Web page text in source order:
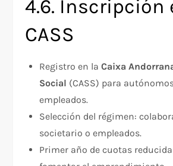
4.6. Inscripción
CASS
Registro en laCaixa
Social (CASS) para
empleados.
Selección del régimen:
societario o empleados.
Primer año de cuotas